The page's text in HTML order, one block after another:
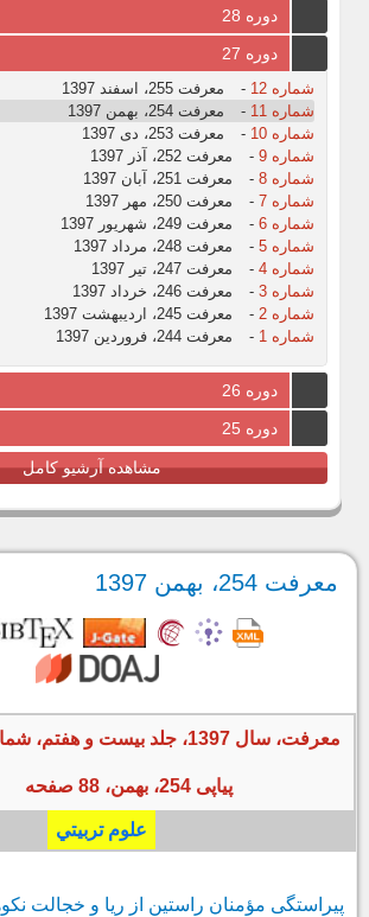
دوره 28
دوره 27
شماره 12 -
معرفت 255، اسفند 1397
شماره 11
-
معرفت 254، بهمن 1397
شماره 10
-
معرفت 253، دی 1397
شماره 9
-
معرفت 252، آذر 1397
شماره 8
-
معرفت 251، آبان 1397
شماره 7
-
معرفت 250، مهر 1397
شماره 6
-
معرفت 249، شهریور 1397
شماره 5
-
معرفت 248، مرداد 1397
شماره 4
-
معرفت 247، تیر 1397
شماره 3
-
معرفت 246، خرداد 1397
شماره 2
-
معرفت 245، اردیبهشت 1397
شماره 1
- معرفت 244، فروردین 1397
دوره 26
دوره 25
مشاهده آرشیو کامل
معرفت 254، بهمن 1397
معرفت، سال 1397، جلد بیست و
پیاپی 254، بهمن، 88 صفحه
علوم تربيتي
پیراستگی مؤمنان راستین از ریا و خجالت